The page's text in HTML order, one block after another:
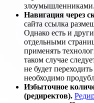
злоумышленниками.
Навигация через
сайта ссылка
Однако есть и
отдельными
применять
таком случае
не будет
необходимо
Избыточное
(редиректов).